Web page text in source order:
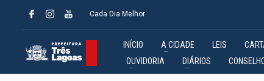
Cada Dia Melhor
INÍCIO A CIDADE LEIS
OUVIDORIA
DIÁRIOS